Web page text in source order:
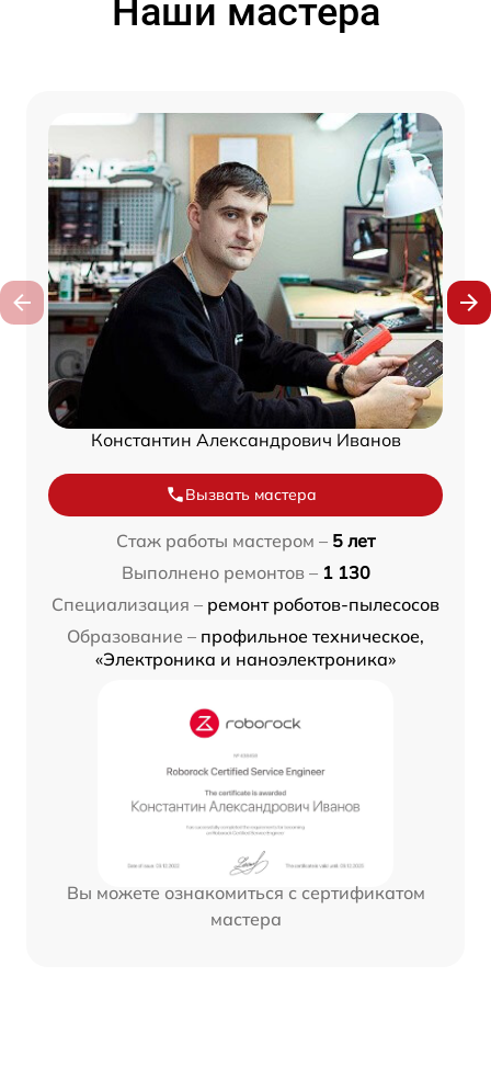
Наши мастера
Константин Александрович Иванов
Вызвать мастера
Стаж работы мастером – 5 лет
Выполнено ремонтов – 1 130
Специализация – ремонт роботов-пылесосов
Образование – профильное техническое,
«Электроника и наноэлектроника»
Вы можете ознакомиться с сертификатом
мастера